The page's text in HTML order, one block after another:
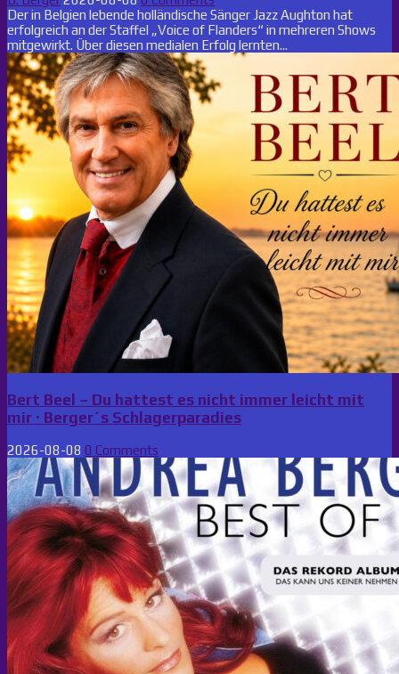
Der in Belgien lebende holländische Sänger Jazz Aughton hat
erfolgreich an der Staffel „Voice of Flanders“ in mehreren Shows
mitgewirkt. Über diesen medialen Erfolg lernten...
Bert Beel – Du hattest es nicht immer leicht mit
mir · Berger´s Schlagerparadies
2026-08-08 0 Comments